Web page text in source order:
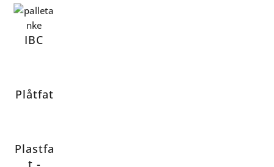
IBC
Plåtfat
Plastfa
t -